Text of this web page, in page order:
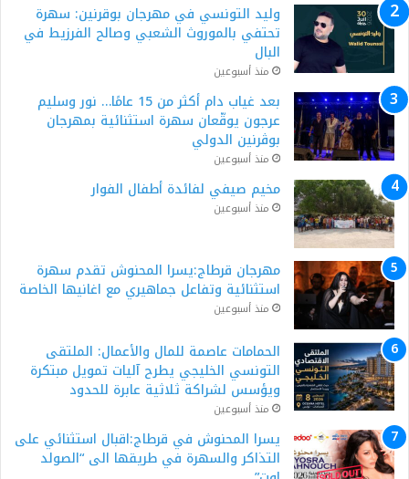
وليد التونسي في مهرجان بوقرنين: سهرة
تحتفي بالموروث الشعبي وصالح الفرزيط في
البال
منذ أسبوعين
بعد غياب دام أكثر من 15 عامًا… نور وسليم
عرجون يوقّعان سهرة استثنائية بمهرجان
بوڨرنين الدولي
منذ أسبوعين
مخيم صيفي لفائدة أطفال الفوار
منذ أسبوعين
مهرجان قرطاج:يسرا المحنوش تقدم سهرة
استثنائية وتفاعل جماهيري مع اغانيها الخاصة
منذ أسبوعين
الحمامات عاصمة للمال والأعمال: الملتقى
التونسي الخليجي يطرح آليات تمويل مبتكرة
ويؤسس لشراكة ثلاثية عابرة للحدود
منذ أسبوعين
يسرا المحنوش في قرطاج:اقبال استثنائي على
التذاكر والسهرة في طريقها الى “الصولد